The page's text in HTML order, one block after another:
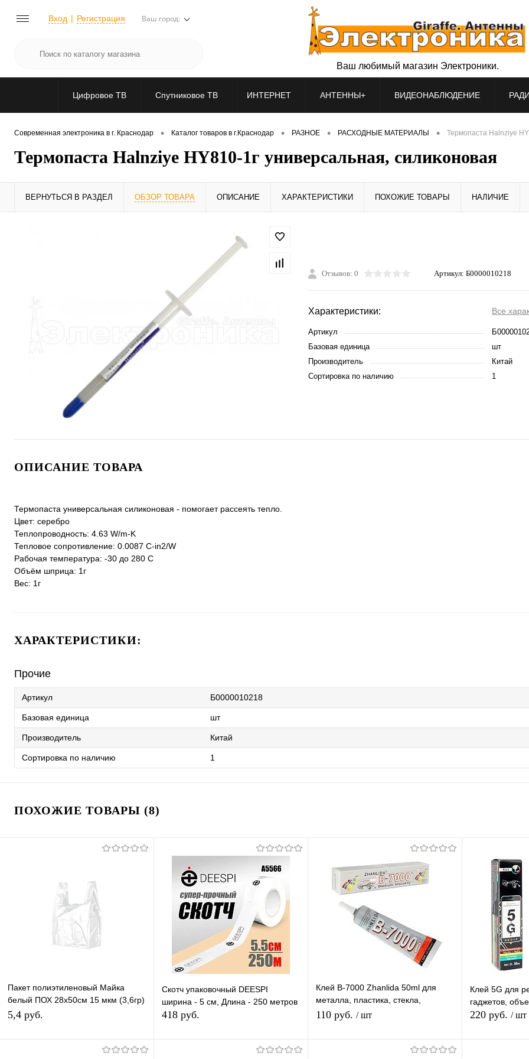
Вход Регистрация Ваш город:
Ваш любимый магазин Электроники.
Цифровое ТВ Спутниковое ТВ ИНТЕРНЕТ АНТЕННЫ+ ВИДЕОНАБЛЮДЕНИЕ
Современная электроника в г. Краснодар • Каталог товаров в г.Краснодар • РАЗНОЕ • РАСХОДНЫЕ МАТЕРИАЛЫ • Термопаста Halnziye
Термопаста Halnziye HY810-1г универсальная, силиконовая
ВЕРНУТЬСЯ В РАЗДЕЛ ОБЗОР ТОВАРА ОПИСАНИЕ ХАРАКТЕРИСТИКИ ПОХОЖИЕ ТОВАРЫ НАЛИЧИЕ
Отзывов: 0 Артикул: Б0000010218
Характеристики: Все
Артикул
Базовая единица
шт
Производитель
Китай
Сортировка по наличию
1
ОПИСАНИЕ ТОВАРА
Термопаста универсальная силиконовая - помогает рассеять тепло.
Цвет: серебро
Теплопроводность: 4.63 W/m-K
Тепловое сопротивление: 0.0087 С-in2/W
Рабочая температура: -30 до 280 С
Объём шприца: 1г
Вес: 1г
ХАРАКТЕРИСТИКИ:
Прочие
Артикул Б0000010218
Базовая единица шт
Производитель Китай
Сортировка по наличию 1
ПОХОЖИЕ ТОВАРЫ (8)
Пакет полиэтиленовый Майка
белый ПОХ 28х50см 15 мкм (3,6гр)
1ШТ
5,4 руб.
Скотч упаковочный DEESPI
ширина - 5 см, Длина - 250 метров
418 руб.
Клей B-7000 Zhanlida 50ml для
металла, пластика, стекла,
керамики, дерева, кожи, резины
110 руб. / шт
Клей 5G для
гаджетов,
220 руб. / шт